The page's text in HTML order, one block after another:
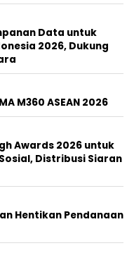
Data untuk
2026, Dukung
M360 ASEAN 2026
Awards 2026 untuk
Distribusi Siaran
Hentikan Pendanaan